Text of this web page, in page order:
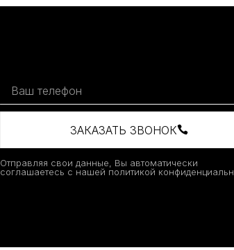
ЗАКАЗАТЬ ЗВОНОК
Отправляя свои данные, Вы автоматически
соглашаетесь с нашей политикой